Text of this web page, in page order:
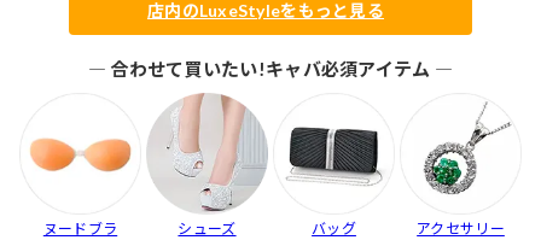
店内のLuxeStyleをもっと見る
― 合わせて買いたい!キャバ必須アイテム ―
ヌードブラ シューズ バッグ アクセサリー